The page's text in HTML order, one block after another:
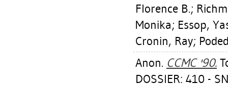
Florence B.;
Monika; Essop,
Cronin, Ray;
Anon. CCMC '90.
DOSSIER: 410 -